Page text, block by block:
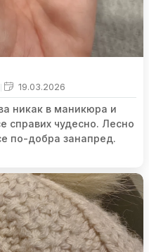
19.03.2026
никак в маникюра и
справих чудесно. Лесно
по-добра занапред.